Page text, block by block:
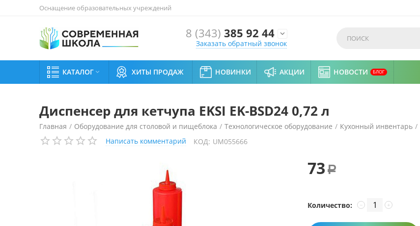
Оснащение образовательных учреждений
8 (343) 385 92 44 
Заказать обратный звонок
КАТАЛОГ  ХИТЫ ПРОДАЖ НОВИНКИ АКЦИИ НОВОСТИ БЛОГ
Диспенсер для кетчупа EKSI EK-BSD24 0,72 л
Главная / Оборудование для столовой и пищеблока / Технологическое оборудование / Кухонный инвентарь /
Диспенсер для кетчупа EKSI EK-BSD24 0,72 л
Написать комментарий КОД: UM055666
73 Р
Количество: +
−